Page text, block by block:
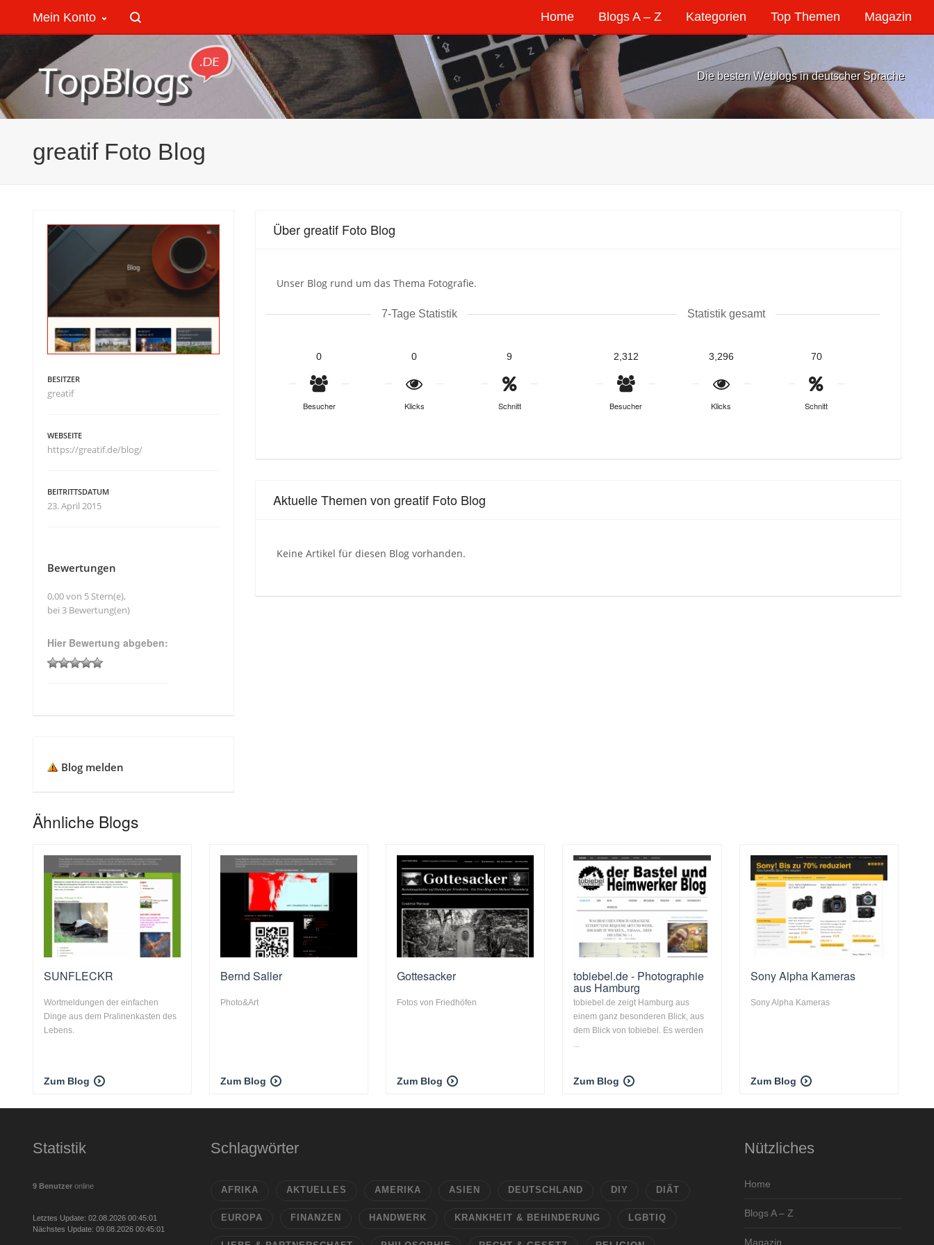
Home Blogs A – Z Kategorien Top Themen Magazin
Mein Konto
Die besten Weblogs in deutscher Sprache
greatif Foto Blog
Über greatif Foto Blog
Unser Blog rund um das Thema Fotografie.
7-Tage Statistik
0
Besucher
0
Klicks
9
Schnitt
Statistik gesamt
2,312
Besucher
3,296
Klicks
70
Schnitt
Aktuelle Themen von greatif Foto Blog
Keine Artikel für diesen Blog vorhanden.
BESITZER
greatif
WEBSEITE
https://greatif.de/blog/
BEITRITTSDATUM
23. April 2015
Bewertungen
0,00 von 5 Stern(e),
bei 3 Bewertung(en)
Hier Bewertung abgeben:
Blog melden
Ähnliche Blogs
SUNFLECKR
Wortmeldungen der einfachen
Dinge aus dem Pralinenkasten des
Lebens.
Zum Blog
Bernd Saller
Photo&Art
Zum Blog
Gottesacker
Fotos von Friedhöfen
Zum Blog
tobiebel.de - Photographie
aus Hamburg
tobiebel.de zeigt Hamburg aus
einem ganz besonderen Blick, aus
dem Blick von tobiebel. Es werden
...
Zum Blog
Sony Alpha Kameras
Sony Alpha Kameras
Zum Blog
Statistik
9 Benutzer online
Letztes Update: 02.08.2026 00:45:01
Nächstes Update: 09.08.2026 00:45:01
Schlagwörter
AFRIKA AKTUELLES AMERIKA ASIEN DEUTSCHLAND DIY DIÄT
EUROPA FINANZEN HANDWERK KRANKHEIT & BEHINDERUNG LGBTIQ
Nützliches
Home
Blogs A – Z
Magazin